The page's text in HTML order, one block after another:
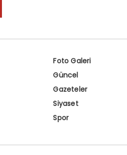
Foto Galeri
Güncel
Gazeteler
Siyaset
Spor